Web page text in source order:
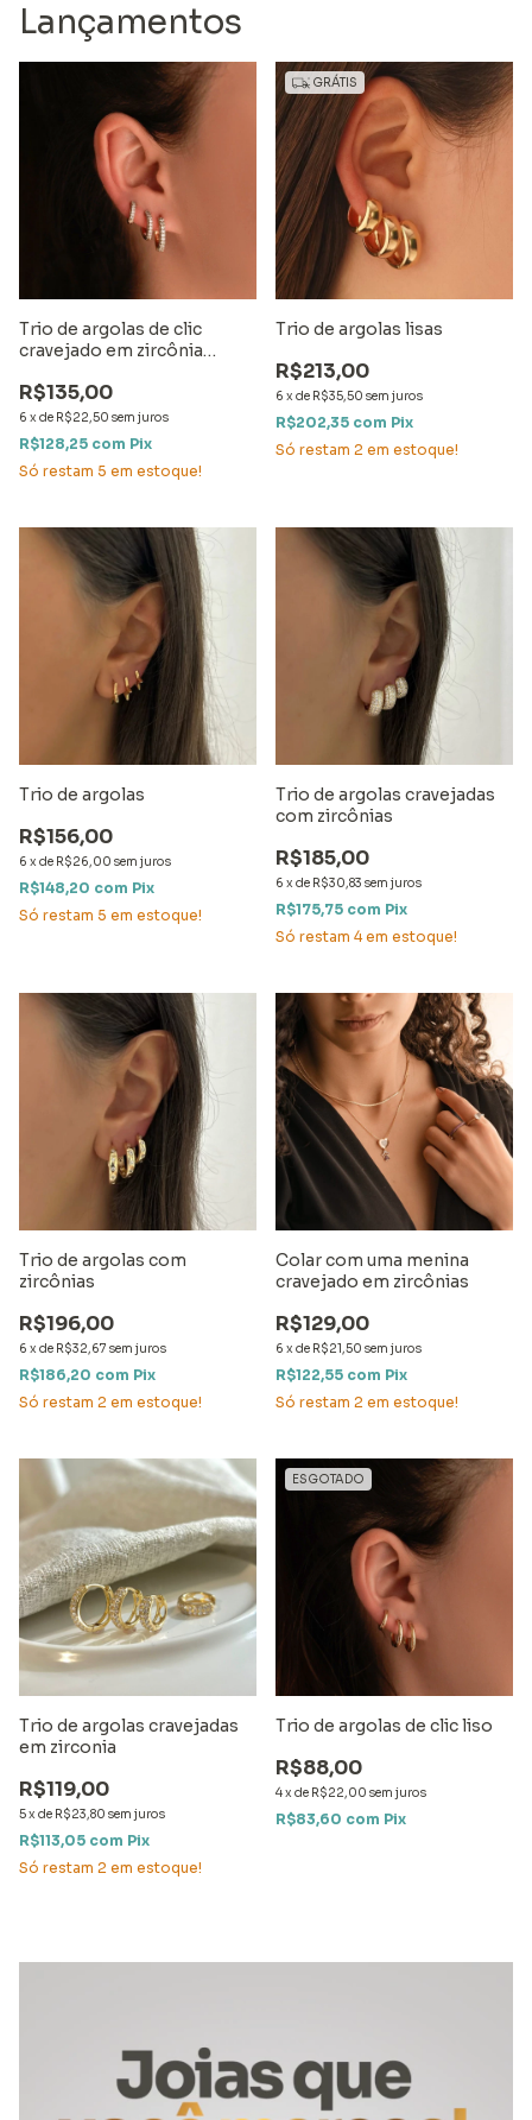
Lançamentos
Trio de argolas de clic
cravejado em zircônia
R$135,00
6 x de R$22,50 sem juros
R$128,25 com Pix
Só restam 5 em estoque!
GRÁTIS
Trio de argolas lisas
R$213,00
6 x de R$35,50 sem juros
R$202,35 com Pix
Só restam 2 em estoque!
Trio de argolas
R$156,00
6 x de R$26,00 sem juros
R$148,20 com Pix
Só restam 5 em estoque!
Trio de argolas cravejadas
com zircônias
R$185,00
6 x de R$30,83 sem juros
R$175,75 com Pix
Só restam 4em estoque!
Trio de argolas com
zircônias
R$196,00
6 x de R$32,67 sem juros
R$186,20 com Pix
Só restam 2 em estoque!
Colar com uma menina
cravejado em zircônias
R$129,00
6 x de R$21,50 sem juros
R$122,55 com Pix
Só restam 2 em estoque!
Trio de argolas cravejadas
em zirconia
R$119,00
5x de R$23,80 sem juros
R$113,05 com Pix
Só restam 2 em estoque!
ESGOTADO
Trio de argolas de clic liso
R$88,00
4x de R$22,00 sem juros
R$83,60 com Pix